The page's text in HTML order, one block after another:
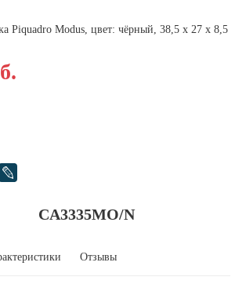
Piquadro Modus, цвет: чёрный, 38,5 x 27 x 8,5
CA3335MO/N
Отзывы